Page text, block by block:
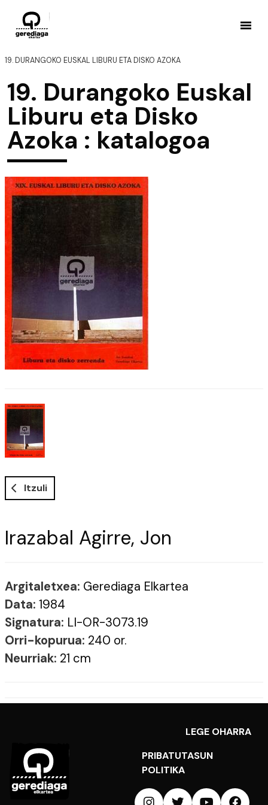
19. DURANGOKO EUSKAL LIBURU ETA DISKO AZOKA
19. Durangoko Euskal
Liburu eta Disko
Azoka : katalogoa
Itzuli
Irazabal Agirre, Jon
Argitaletxea: Gerediaga Elkartea
Data: 1984
Signatura: LI-OR-3073.19
Orri-kopurua: 240 or.
Neurriak: 21 cm
LEGE OHARRA
PRIBATUTASUN
POLITIKA